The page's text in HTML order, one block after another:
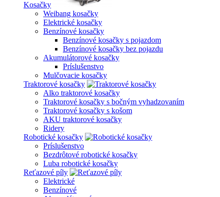
Kosačky
Weibang kosačky
Elektrické kosačky
Benzínové kosačky
Benzínové kosačky s pojazdom
Benzínové kosačky bez pojazdu
Akumulátorové kosačky
Príslušenstvo
Mulčovacie kosačky
Traktorové kosačky
Alko traktorové kosačky
Traktorové kosačky s bočným vyhadzovaním
Traktorové kosačky s košom
AKU traktorové kosačky
Ridery
Robotické kosačky
Príslušenstvo
Bezdrôtové robotické kosačky
Luba robotické kosačky
Reťazové píly
Elektrické
Benzínové